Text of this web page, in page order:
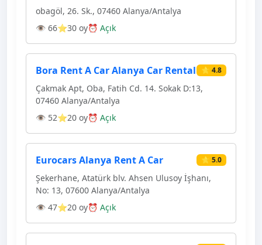
obagöl, 26. Sk., 07460 Alanya/Antalya
👁 66⭐30 oy⏰ Açık
Bora Rent A Car Alanya Car Rental ⭐ 4.8
Çakmak Apt, Oba, Fatih Cd. 14. Sokak D:13,
07460 Alanya/Antalya
👁 52⭐20 oy⏰ Açık
Eurocars Alanya Rent A Car ⭐ 5.0
Şekerhane, Atatürk blv. Ahsen Ulusoy İşhanı,
No: 13, 07600 Alanya/Antalya
👁 47⭐20 oy⏰ Açık